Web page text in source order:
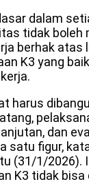
dalam
tidak boleh
berhak atas
K3 yang
harus
dan
satu figur,
(31/1/2026).
K3 tidak